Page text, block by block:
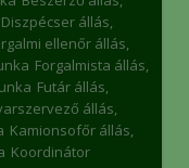
Diszpécser állás,
ellenőr állás,
Forgalmista állás,
Futár állás,
állás,
Kamionsofőr állás,
Koordinátor